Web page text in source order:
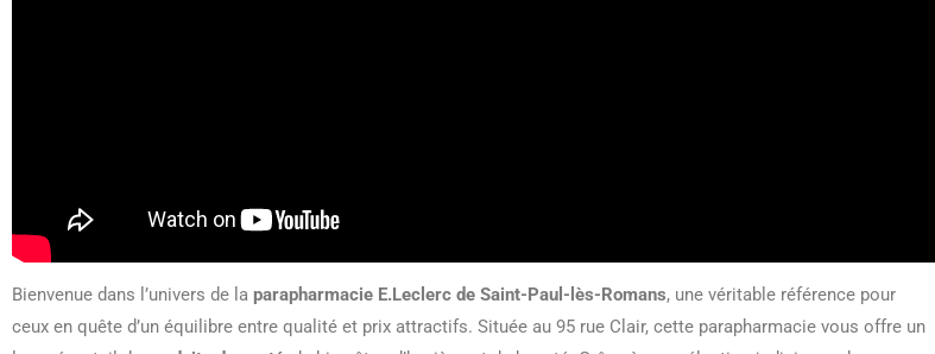
Bienvenue dans l’univers de la parapharmacie E.Leclerc de Saint-Paul-lès-Romans, une véritable référence pour
ceux en quête d’un équilibre entre qualité et prix attractifs. Située au 95 rue Clair, cette parapharmacie vous offre un